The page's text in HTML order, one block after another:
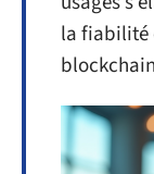
la fiabilité